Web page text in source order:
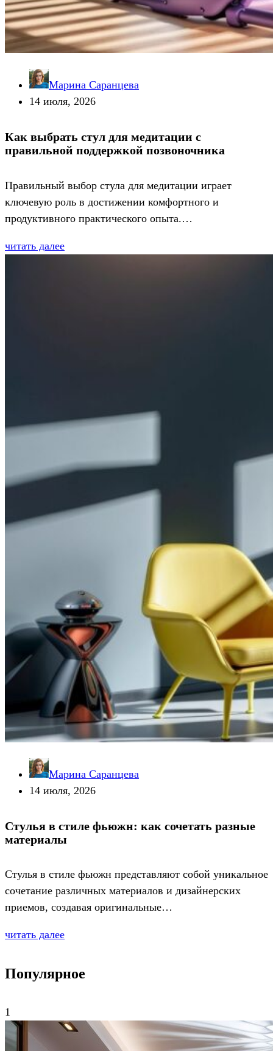
Марина Саранцева
14 июля, 2026
Как выбрать стул для медитации с
правильной поддержкой позвоночника
Правильный выбор стула для медитации играет
ключевую роль в достижении комфортного и
продуктивного практического опыта.…
читать далее
Марина Саранцева
14 июля, 2026
Стулья в стиле фьюжн: как сочетать разные
материалы
Стулья в стиле фьюжн представляют собой уникальное
сочетание различных материалов и дизайнерских
приемов, создавая оригинальные…
читать далее
Популярное
1